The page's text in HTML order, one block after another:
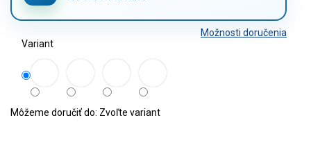
Variant
Môžeme doručiť do: Zvoľte variant
Možnosti doručenia